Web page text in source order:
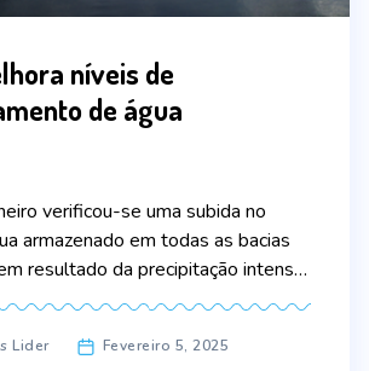
níveis de
de água
verificou-se uma subida no
armazenado em todas as bacias
resultado da precipitação intensa
Das 60 albufeiras
disponibilidades
Lider Fevereiro 5, 2025